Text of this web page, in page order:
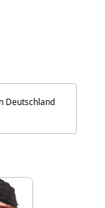
Deutschland